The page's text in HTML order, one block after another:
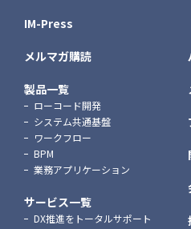
IM-Press
メルマガ購読
製品一覧
ローコード開発
システム共通基盤
ワークフロー
BPM
業務アプリケーション
サービス一覧
DX推進をトータルサポート